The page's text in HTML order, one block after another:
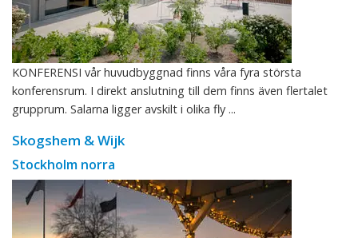
KONFERENSI vår huvudbyggnad finns våra fyra största
konferensrum. I direkt anslutning till dem finns även flertalet
grupprum. Salarna ligger avskilt i olika fly ...
Skogshem & Wijk
Stockholm norra